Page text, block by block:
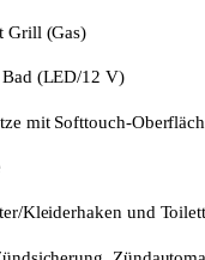
Grill (Gas)
(LED/12 V)
mit Softtouch-
Kleiderhaken und